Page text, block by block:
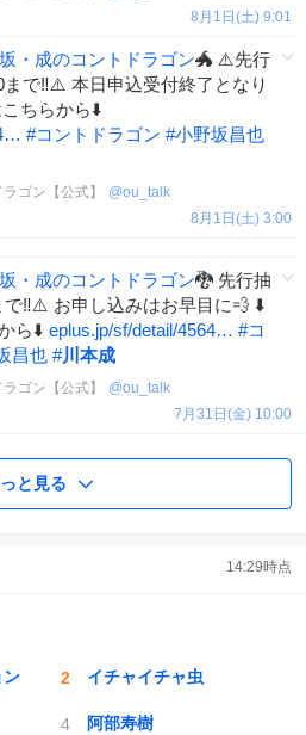
8月1日(土) 9:01
・成のコントドラゴン🐲 ⚠️先行
で‼⚠️ 本日申込受付終了となり
ちらから⬇️
#コントドラゴン #小野坂昌也
ゴン【公式】 @ou_talk
8月1日(土) 3:00
・成のコントドラゴン🐉 先行抽
で‼️⚠️ お申し込みはお早目に💨 ⬇️
ら⬇️ eplus.jp/sf/detail/4564… #コ
昌也 #川本成
ゴン【公式】 @ou_talk
7月31日(金) 10:00
と見る
14:29時点
ン イチャイチャ虫
阿部寿樹